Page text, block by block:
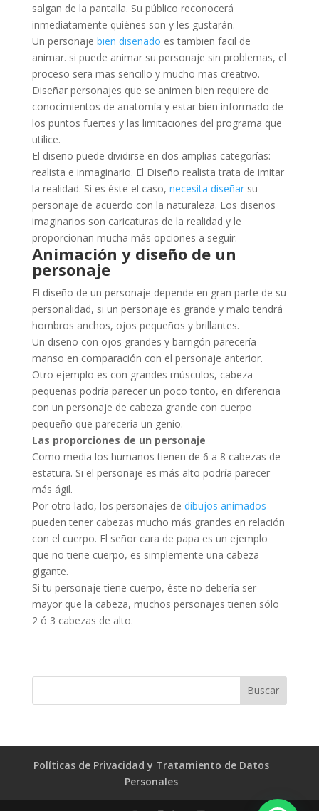
salgan de la pantalla. Su público reconocerá
inmediatamente quiénes son y les gustarán.
Un personaje bien diseñado es tambien facil de
animar. si puede animar su personaje sin problemas, el
proceso sera mas sencillo y mucho mas creativo.
Diseñar personajes que se animen bien requiere de
conocimientos de anatomía y estar bien informado de
los puntos fuertes y las limitaciones del programa que
utilice.
El diseño puede dividirse en dos amplias categorías:
realista e inmaginario. El Diseño realista trata de imitar
la realidad. Si es éste el caso, necesita diseñarsu
personaje de acuerdo con la naturaleza. Los diseños
imaginarios son caricaturas de la realidad y le
proporcionan mucha más opciones a seguir.
Animación y diseño de un
personaje
El diseño de un personaje depende en gran parte de su
personalidad, si un personaje es grande y malo tendrá
hombros anchos, ojos pequeños y brillantes.
Un diseño con ojos grandes y barrigón parecería
manso en comparación con el personaje anterior.
Otro ejemplo es con grandes músculos, cabeza
pequeñas podría parecer un poco tonto, en diferencia
con un personaje de cabeza grande con cuerpo
pequeño que parecería un genio.
Las proporciones de un personaje
Como media los humanos tienen de 6 a 8 cabezas de
estatura. Si el personaje es más alto podría parecer
más ágil.
Por otro lado, los personajes de dibujos animados
pueden tener cabezas mucho más grandes en relación
con el cuerpo. El señor cara de papa es un ejemplo
que no tiene cuerpo, es simplemente una cabeza
gigante.
Si tu personaje tiene cuerpo, éste no debería ser
mayor que la cabeza, muchos personajes tienen sólo
2 ó 3 cabezas de alto.
Políticas de Privacidad y Tratamiento de Datos
Personales